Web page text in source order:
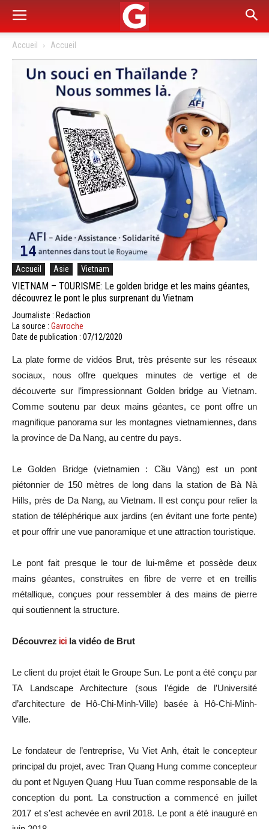
Accueil Accueil
Accueil Asie Vietnam
VIETNAM – TOURISME: Le golden bridge et les mains géantes,
découvrez le pont le plus surprenant du Vietnam
Journaliste : Redaction
La source : Gavroche
Date de publication : 07/12/2020
La plate forme de vidéos Brut, très présente sur les réseaux
sociaux, nous offre quelques minutes de vertige et de
découverte sur l’impressionnant Golden bridge au Vietnam.
Comme soutenu par deux mains géantes, ce pont offre un
magnifique panorama sur les montagnes vietnamiennes, dans
la province de Da Nang, au centre du pays.
Le Golden Bridge (vietnamien : Cầu Vàng) est un pont
piétonnier de 150 mètres de long dans la station de Bà Nà
Hills, près de Da Nang, au Vietnam. Il est conçu pour relier la
station de téléphérique aux jardins (en évitant une forte pente)
et pour offrir une vue panoramique et une attraction touristique.
Le pont fait presque le tour de lui-même et possède deux
mains géantes, construites en fibre de verre et en treillis
métallique, conçues pour ressembler à des mains de pierre
qui soutiennent la structure.
Découvrez ici la vidéo de Brut
Le client du projet était le Groupe Sun. Le pont a été conçu par
TA Landscape Architecture (sous l’égide de l’Université
d’architecture de Hô-Chi-Minh-Ville) basée à Hô-Chi-Minh-
Ville.
Le fondateur de l’entreprise, Vu Viet Anh, était le concepteur
principal du projet, avec Tran Quang Hung comme concepteur
du pont et Nguyen Quang Huu Tuan comme responsable de la
conception du pont. La construction a commencé en juillet
2017 et s’est achevée en avril 2018. Le pont a été inauguré en